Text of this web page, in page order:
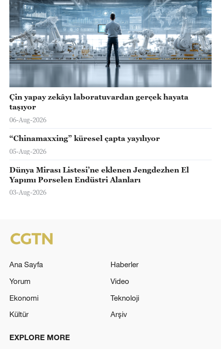
Çin yapay zekâyı laboratuvardan gerçek hayata
taşıyor
06-Aug-2026
“Chinamaxxing” küresel çapta yayılıyor
05-Aug-2026
Dünya Mirası Listesi’ne eklenen Jengdezhen El
Yapımı Porselen Endüstri Alanları
03-Aug-2026
Ana Sayfa
Haberler
Yorum
Video
Ekonomi
Teknoloji
Kültür
Arşiv
EXPLORE MORE